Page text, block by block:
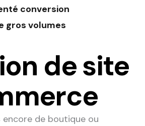
conversion
gros volumes
de site
encore de boutique ou